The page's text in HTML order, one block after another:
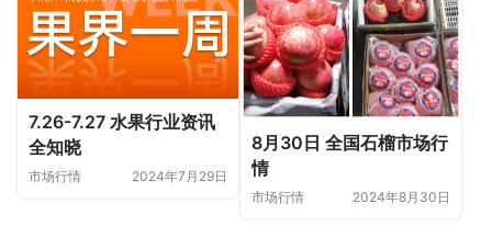
7.26-7.27 水果行业资讯
全知晓
市场行情 2024年7月29日
8月30日 全国石榴市场行
情
市场行情 2024年8月30日